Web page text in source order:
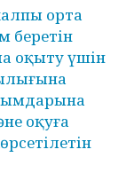
орта
беретін
оқыту үшін
оқуға